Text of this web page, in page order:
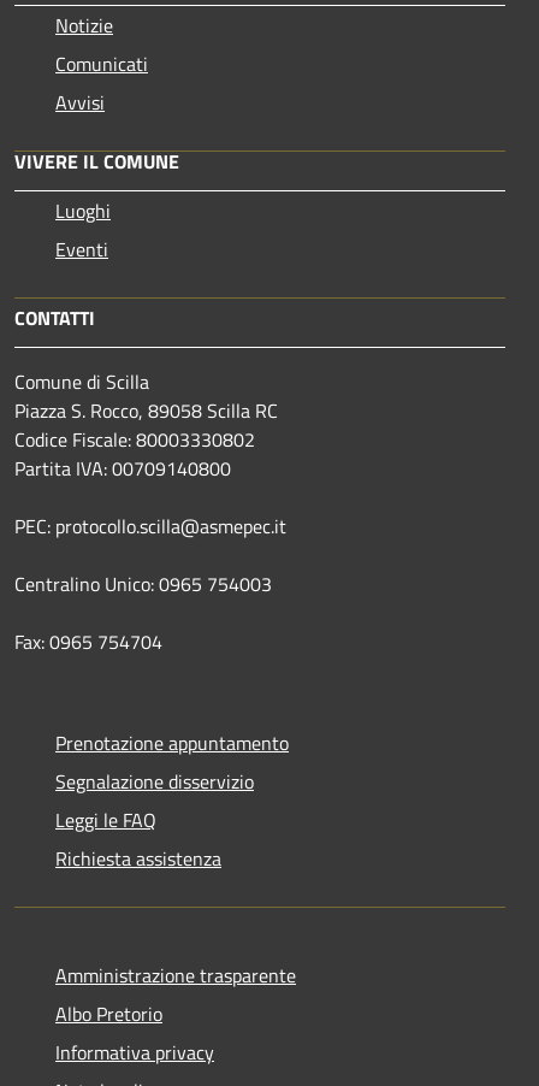
Notizie
Comunicati
Avvisi
VIVERE IL COMUNE
Luoghi
Eventi
CONTATTI
Comune di Scilla
Piazza S. Rocco, 89058 Scilla RC
Codice Fiscale: 80003330802
Partita IVA: 00709140800
PEC: protocollo.scilla@asmepec.it
Centralino Unico: 0965 754003
Fax: 0965 754704
Prenotazione appuntamento
Segnalazione disservizio
Leggi le FAQ
Richiesta assistenza
Amministrazione trasparente
Albo Pretorio
Informativa privacy